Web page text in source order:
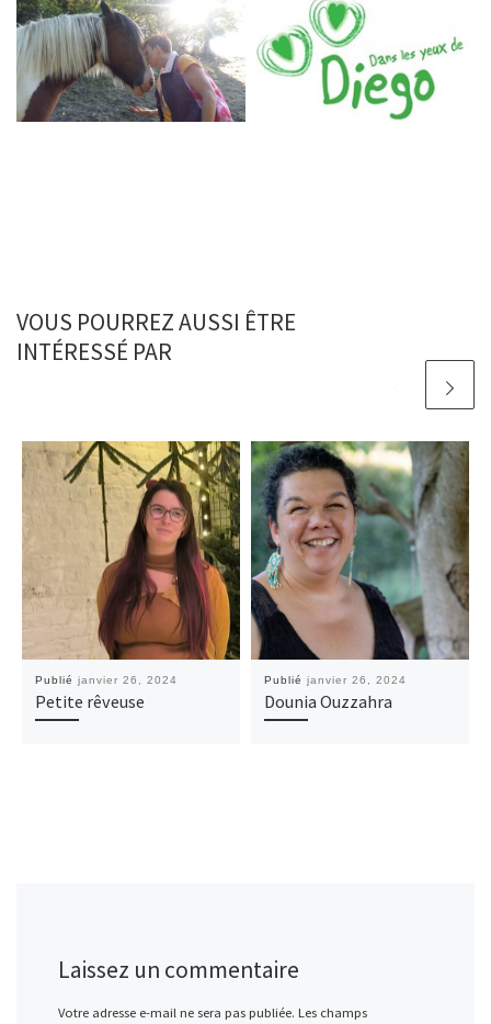
VOUS POURREZ AUSSI ÊTRE
INTÉRESSÉ PAR
Publié janvier 26, 2024
Petite rêveuse
Publié janvier 26, 2024
Dounia Ouzzahra
Laissez un commentaire
Votre adresse e-mail ne sera pas publiée. Les champs